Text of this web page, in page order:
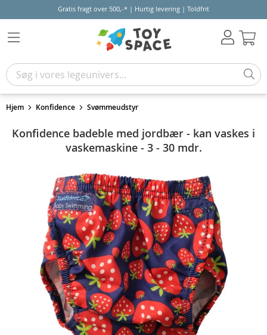
Gratis fragt over 500,-* | Hurtig levering | Toldfrit
Hjem Konfidence Svømmeudstyr
Konfidence badeble med jordbær - kan vaskes i
vaskemaskine - 3 - 30 mdr.